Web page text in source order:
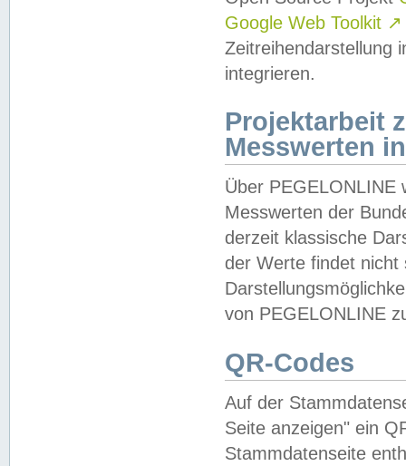
Google Web Toolkit ↗
Zeitreihendarstellung
integrieren.
Projektarbeit
Messwerten
Über PEGELONLINE
Messwerten der
derzeit klassische
der Werte findet
von PEGELONLINE
QR-Codes
Auf der
Seite anzeigen" ein
Stammdatenseite